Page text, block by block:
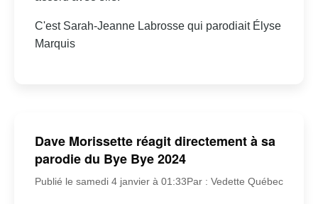
C'est Sarah-Jeanne Labrosse qui parodiait Élyse
Marquis
Dave Morissette réagit directement à sa
parodie du Bye Bye 2024
Publié le samedi 4 janvier à 01:33Par : Vedette Québec